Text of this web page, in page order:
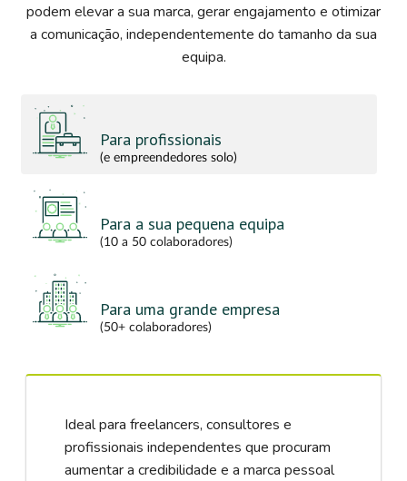
podem elevar a sua marca, gerar engajamento e otimizar
a comunicação, independentemente do tamanho da sua
equipa.
Para profissionais
(e empreendedores solo)
Para a sua pequena equipa
(10 a 50 colaboradores)
Para uma grande empresa
(50+ colaboradores)
Ideal para freelancers, consultores e
profissionais independentes que procuram
aumentar a credibilidade e a marca pessoal